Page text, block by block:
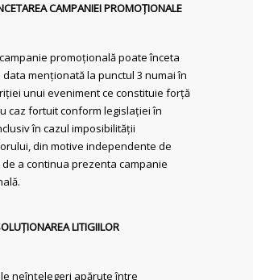
CAMPANIEI PROMOŢIONALE
promoțională poate înceta
menționată la punctul 3 numai în
unui eveniment ce constituie forță
caz fortuit conform legislației în
în cazul imposibilității
din motive independente de
a continua prezenta campanie
LITIGIILOR
neînțelegeri apărute între